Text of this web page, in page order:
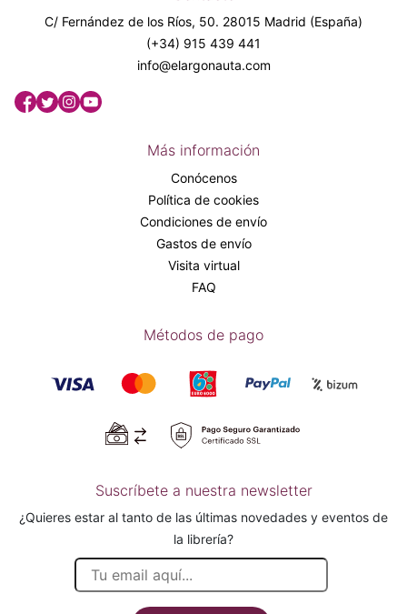
C/ Fernández de los Ríos, 50. 28015 Madrid (España)
(+34) 915 439 441
info@elargonauta.com
Más información
Conócenos
Política de cookies
Condiciones de envío
Gastos de envío
Visita virtual
FAQ
Métodos de pago
Suscríbete a nuestra newsletter
¿Quieres estar al tanto de las últimas novedades y eventos de
la librería?